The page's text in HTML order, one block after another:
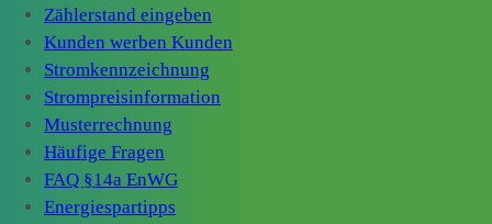
Zählerstand eingeben
Kunden werben Kunden
Stromkennzeichnung
Strompreisinformation
Musterrechnung
Häufige Fragen
FAQ §14a EnWG
Energiespartipps